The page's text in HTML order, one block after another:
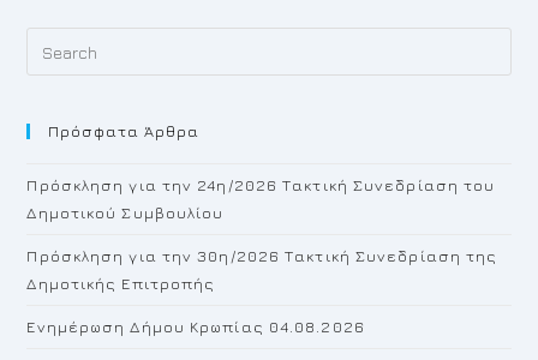
Πρόσφατα Άρθρα
Πρόσκληση για την 24η/2026 Τακτική Συνεδρίαση του
Δημοτικού Συμβουλίου
Πρόσκληση για την 30η/2026 Τακτική Συνεδρίαση της
Δημοτικής Επιτροπής
Ενημέρωση Δήμου Κρωπίας 04.08.2026